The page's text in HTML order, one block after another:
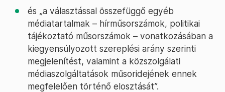
és „a választással összefüggő egyéb
médiatartalmak – hírműsorszámok, politikai
tájékoztató műsorszámok – vonatkozásában a
kiegyensúlyozott szereplési arány szerinti
megjelenítést, valamint a közszolgálati
médiaszolgáltatások műsoridejének ennek
megfelelően történő elosztását”.